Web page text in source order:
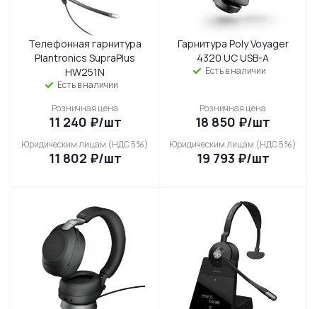
Телефонная гарнитура
Plantronics SupraPlus
HW251N
Есть в наличии
Розничная цена
11 240 ₽/шт
Юридическим лицам (НДС 5%)
11 802 ₽/шт
Гарнитура Poly Voyager
4320 UC USB-A
Есть в наличии
Розничная цена
18 850 ₽/шт
Юридическим лицам (НДС 5%)
19 793 ₽/шт